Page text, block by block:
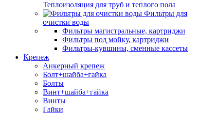
Теплоизоляция для труб и теплого пола
Фильтры для
очистки воды
Фильтры магистральные, картриджи
Фильтры под мойку, картриджи
Фильтры-кувшины, сменные кассеты
Крепеж
Анкерный крепеж
Болт+шайба+гайка
Болты
Винт+шайба+гайка
Винты
Гайки